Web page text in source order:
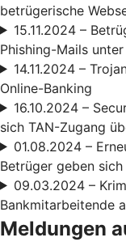
betrügerische
15.11.2024 –
Phishing-Mails
14.11.2024 –
Online-Banking
16.10.2024 –
sich TAN-Zugang
01.08.2024 –
Betrüger geben
09.03.2024 –
Bankmitarbeitende
Meldungen